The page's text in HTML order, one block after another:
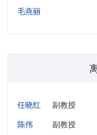
毛燕丽
任晓红 副教授
陈伟 副教授